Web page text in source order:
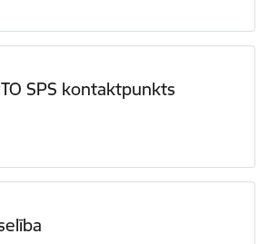
SPS kontaktpunkts